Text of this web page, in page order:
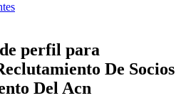
perfil para
De Socios
Del Acn